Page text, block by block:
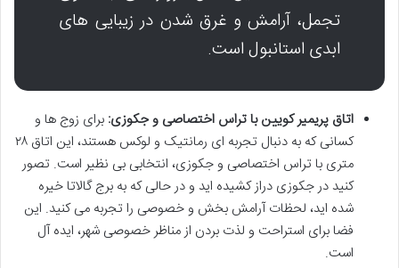
تجمل، آرامش و غرق شدن در زیبایی های
ابدی استانبول است.
اتاق پریمیر کویین با تراس اختصاصی و جکوزی: برای زوج ها و
کسانی که به دنبال تجربه ای رمانتیک و لوکس هستند، این اتاق ۲۸
متری با تراس اختصاصی و جکوزی، انتخابی بی نظیر است. تصور
کنید در جکوزی دراز کشیده اید و در حالی که به برج گالاتا خیره
شده اید، لحظات آرامش بخش و خصوصی را تجربه می کنید. این
فضا برای استراحت و لذت بردن از مناظر خصوصی شهر، ایده آل
است.